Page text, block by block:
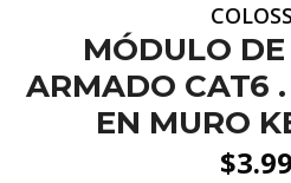
MÓDULO
ARMADO CAT6
EN MURO